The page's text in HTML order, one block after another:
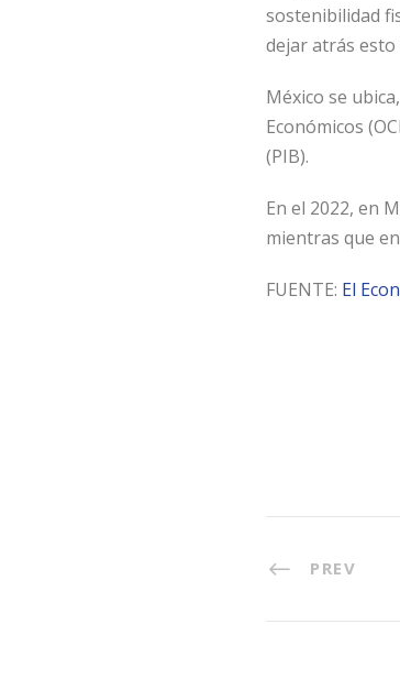
sostenibilidad
dejar atrás esto
México se
Económicos
(PIB).
En el 2022, en
mientras que
FUENTE: El
PREV